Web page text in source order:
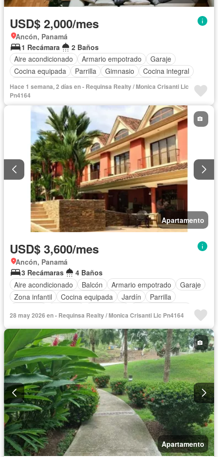
USD$ 2,000/mes
Ancón, Panamá
1 Recámara
2 Baños
Aire acondicionado
Armario empotrado
Garaje
Cocina equipada
Parrilla Gimnasio
Cocina integral
Ascensor
Gas natural Vista panorámica
Seguridad
Piscina
Hace 1 semana, 2 días en - Requinsa Realty / Monica Crisanti Lic
Pn4164
Apartamento
USD$ 3,600/mes
Ancón, Panamá
3 Recámaras
4 Baños
Aire acondicionado
Balcón Armario empotrado
Garaje
Zona infantil
Cocina equipada Jardín
Parrilla
Seguridad
Cuarto de servicio Piscina Cancha de tenis
28 may 2026 en - Requinsa Realty / Monica Crisanti Lic Pn4164
Apartamento